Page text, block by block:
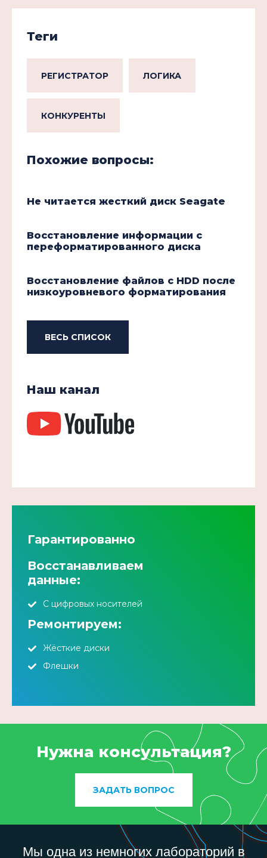
Теги
РЕГИСТРАТОР ЛОГИКА
КОНКУРЕНТЫ
Похожие вопросы:
Не читается жесткий диск Seagate
Восстановление информации с
переформатированного диска
Восстановление файлов с HDD после
низкоуровневого форматирования
ВЕСЬ СПИСОК
Наш канал
Гарантированно
Восстанавливаем
данные:
С цифровых носителей
Ремонтируем:
Жёсткие диски
Флешки
Нужна консультация?
ЗАДАТЬ ВОПРОС
Мы одна из немногих лабораторий в